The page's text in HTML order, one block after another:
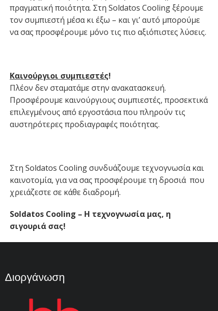
πραγματική ποιότητα. Στη Soldatos Cooling ξέρουμε
τον συμπιεστή μέσα κι έξω – και γι’ αυτό μπορούμε
να σας προσφέρουμε μόνο τις πιο αξιόπιστες λύσεις.
Καινούργιοι συμπιεστές!
Πλέον δεν σταματάμε στην ανακατασκευή.
Προσφέρουμε καινούργιους συμπιεστές, προσεκτικά
επιλεγμένους από εργοστάσια που πληρούν τις
αυστηρότερες προδιαγραφές ποιότητας.
Στη Soldatos Cooling συνδυάζουμε τεχνογνωσία και
καινοτομία, για να σας προσφέρουμε τη δροσιά που
χρειάζεστε σε κάθε διαδρομή.
Soldatos Cooling – Η τεχνογνωσία μας, η
σιγουριά σας!
Διοργάνωση